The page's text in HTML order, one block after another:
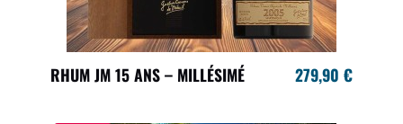
RHUM JM 15 ANS – MILLÉSIMÉ 279,90 €